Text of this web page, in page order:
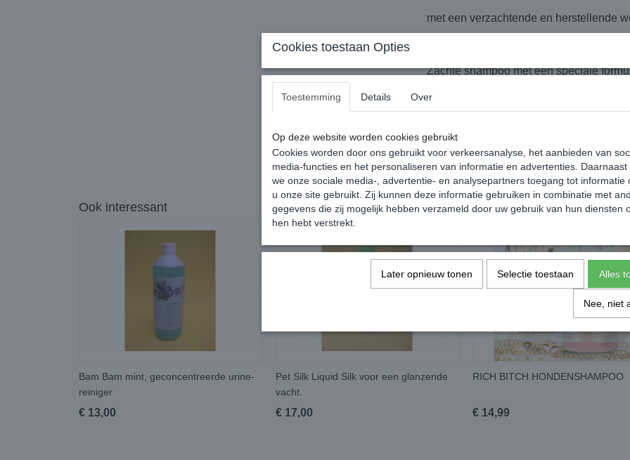
met een verzachtende en herstellende
Zachte shampoo met een speciale
te versterken. Speciaal ontwikkeld om
Ook interessant
Bam Bam mint, geconcentreerde urine-
reiniger
€ 13,00
Pet Silk Liquid Silk voor een glanzende
vacht.
€ 17,00
RICH BITCH HONDENSHAMPOO
€ 14,99
Cookies toestaan Opties
Toestemming Details Over
Op deze website worden cookies gebruikt
Cookies worden door ons gebruikt voor verkeersanalyse, het aanbieden van
media-functies en het personaliseren van informatie en advertenties. Daarnaast
we onze sociale media-, advertentie- en analysepartners toegang tot informatie
u onze site gebruikt. Zij kunnen deze informatie gebruiken in combinatie met
gegevens die zij mogelijk hebben verzameld door uw gebruik van hun diensten
hen hebt verstrekt.
Later opnieuw tonen Selectie toestaan Alles
Nee, niet